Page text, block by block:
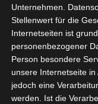
Der isdv e.V.
Weiterbildung
gesamten
Zusammenhang
Kooperation mit
Baden-Baden
Unternehmen.
Stellenwert für die
Internetseiten ist
personenbezogener
Person besondere
unsere Internetseite
jedoch eine
werden. Ist die